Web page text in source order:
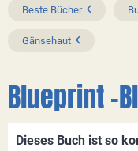
Beste Bücher
Gänsehaut
Blueprint
Dieses Buch ist so